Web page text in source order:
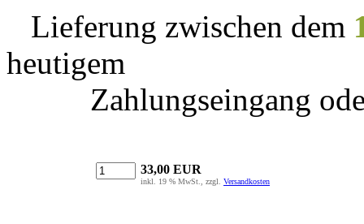
Lieferung zwischen dem
heutigem
Zahlungseingang
33,00 EUR
inkl. 19 % MwSt., zzgl. Versandkosten